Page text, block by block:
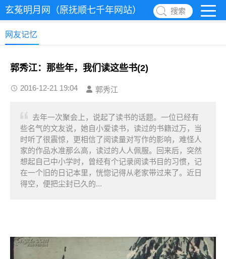
玄菟明月网（原抚顺七千年网站） 搜索
网友记忆
郭秀江：那些年，我们读这些书(2)
2016-12-21 19:04 郭秀江
去年一次聚会上，说起了读书的话题。一位已经有
些名气的文友说，她自小爱读书，读过的书籍过万，当
时听了很震惊，更相信了阅读量对写作的影响，难怪人
家的作品水准那么高，读过的人人佩服。回来后，突然
想起自己中小学时，曾经有个记录阅读书目的习惯，记
在一个旧的日记本里，恍惚记得从老家带过来了。近日
得空，便把尘封已久的...